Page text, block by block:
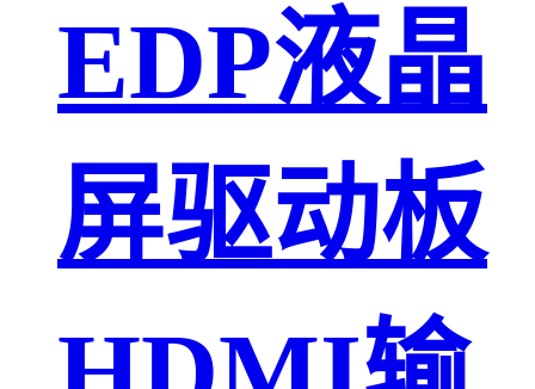
EDP液晶
屏驱动板